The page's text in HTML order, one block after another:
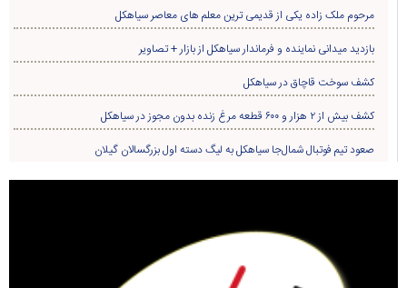
مرحوم ملک زاده یکی از قدیمی ترین معلم های معاصر سیاهکل
بازدید میدانی نماینده و فرماندار سیاهکل از بازار + تصاویر
کشف سوخت قاچاق در سياهکل
کشف بیش از ۲ هزار و ۶۰۰ قطعه مرغ زنده بدون مجوز در سیاهکل
صعود تیم فوتبال شمال‌جا‌ سیاهکل به لیگ دسته اول بزرگسالان گیلان